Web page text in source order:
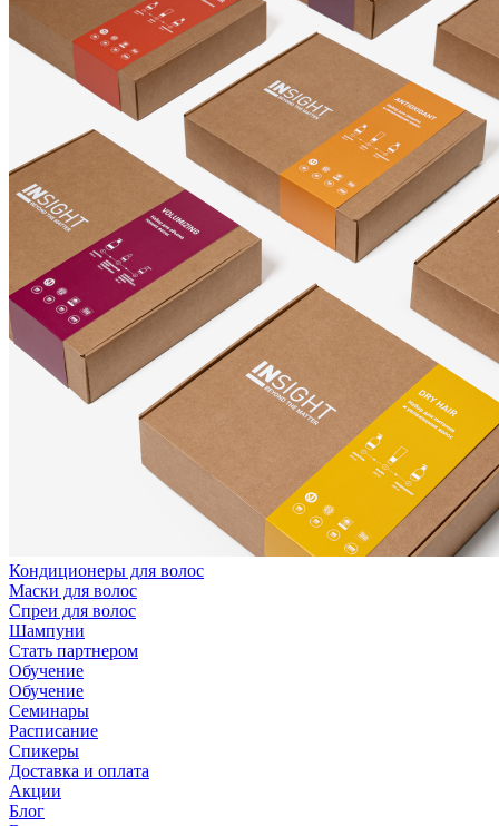
Кондиционеры для волос
Маски для волос
Спреи для волос
Шампуни
Стать партнером
Обучение
Обучение
Семинары
Расписание
Спикеры
Доставка и оплата
Акции
Блог